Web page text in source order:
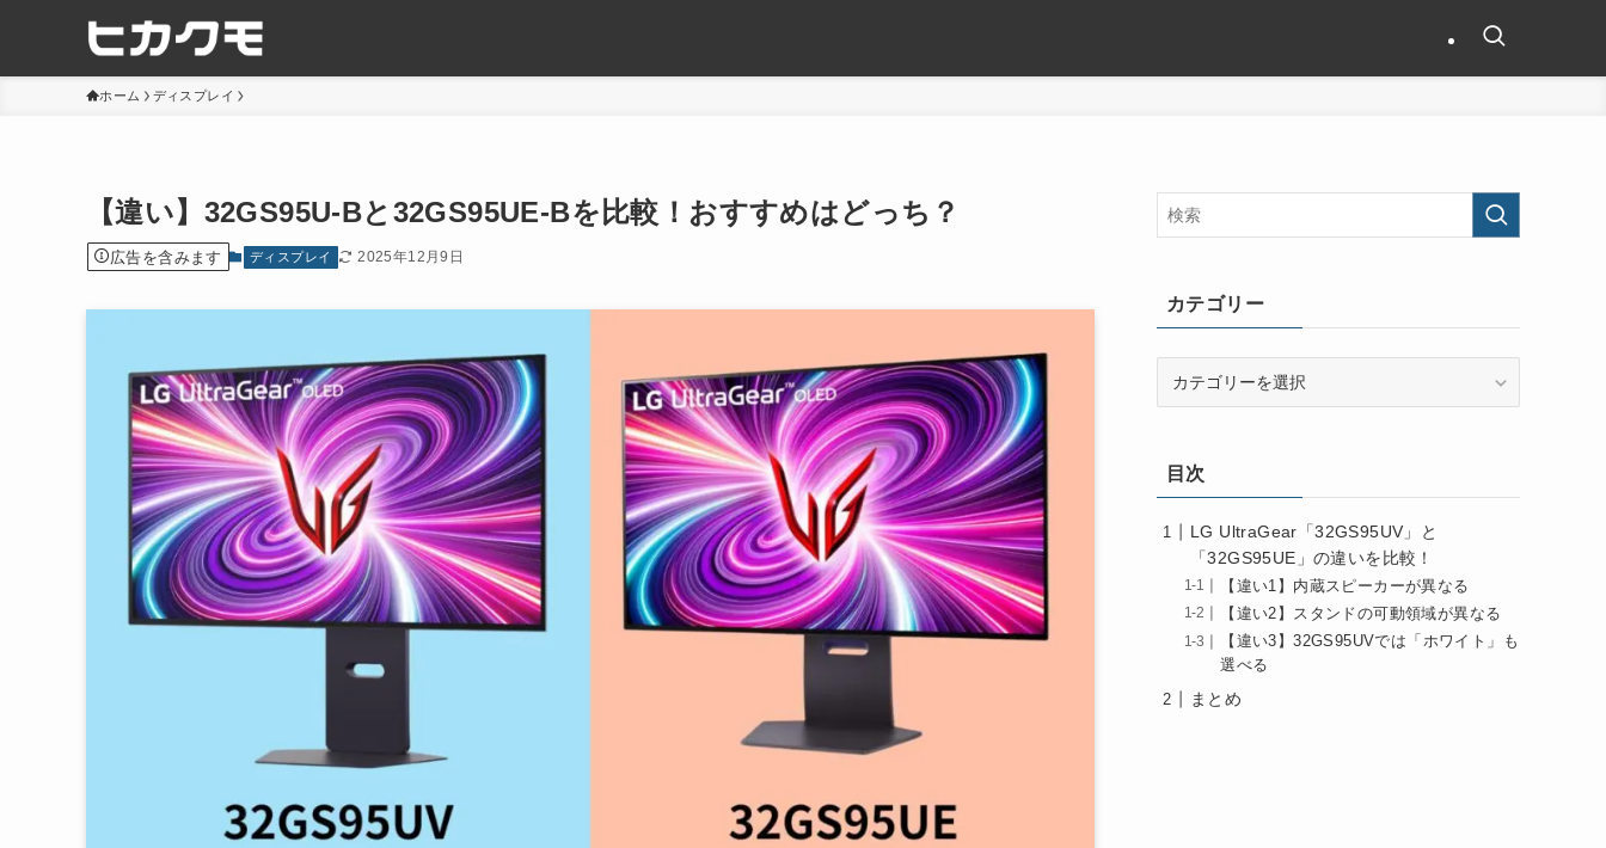
ホーム ディスプレイ
【違い】32GS95U-Bと32GS95UE-Bを比較！おすすめはどっち？
広告を含みます ディスプレイ 2025年12月9日
カテゴリー
ー目次
LG UltraGear「32GS95UV」と
「32GS95UE」の違いを比較！
【違い1】内蔵スピーカーが異なる
【違い2】スタンドの可動領域が異なる
【違い3】32GS95UVでは「ホワイト」も
選べる
まとめ